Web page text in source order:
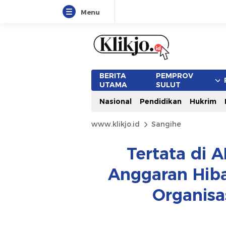
Menu
BERITA
UTAMA
PEMPROV
SULUT
Nasional Pendidikan Hukrim
www.klikjo.id Sangihe
Tertata di
Anggaran